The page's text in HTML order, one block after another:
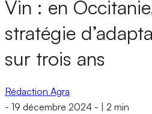
Vin : en
stratégie
sur trois ans
Rédaction Agra
- 19 décembre 2024 - 2 min